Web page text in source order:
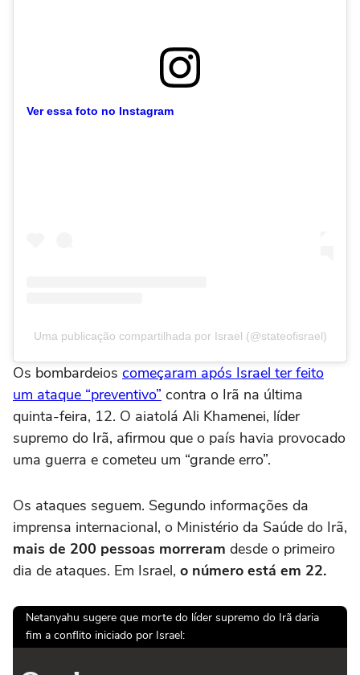
Ver essa foto no Instagram
Uma publicação compartilhada por Israel (@stateofisrael)
Os bombardeios começaram após Israel ter feito
um ataque “preventivo” contra o Irã na última
quinta-feira, 12. O aiatolá Ali Khamenei, líder
supremo do Irã, afirmou que o país havia provocado
uma guerra e cometeu um “grande erro”.
Os ataques seguem. Segundo informações da
imprensa internacional, o Ministério da Saúde do Irã,
mais de 200 pessoas morreram desde o primeiro
dia de ataques. Em Israel, o número está em 22.
Netanyahu sugere que morte do líder supremo do Irã daria
fim a conflito iniciado por Israel: